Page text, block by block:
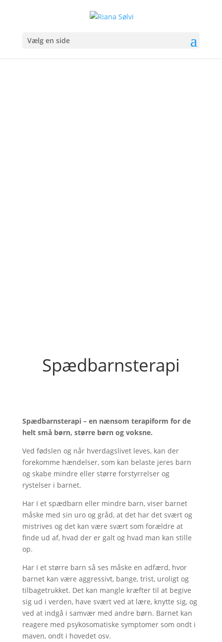
Vælg en side
Spædbarnsterapi
Spædbarnsterapi – en nænsom terapiform for de
helt små børn, større børn og voksne.
Ved fødslen og når hverdagslivet leves, kan der
forekomme hændelser, som kan belaste jeres barn
og skabe mindre eller større forstyrrelser og
rystelser i barnet.
Har I et spædbarn eller mindre barn, viser barnet
måske med sin uro og gråd, at det har det svært og
mistrives og det kan være svært som forældre at
finde ud af, hvad der er galt og hvad man kan stille
op.
Har I et større barn så ses måske en adfærd, hvor
barnet kan være aggressivt, bange, trist, uroligt og
tilbagetrukket. Det kan mangle kræfter til at begive
sig ud i verden, have svært ved at lære, knytte sig, og
ved at indgå i samvær med andre børn. Barnet kan
reagere med psykosomatiske symptomer som ondt i
maven, ondt i hovedet osv.